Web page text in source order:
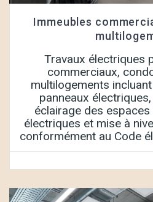
Immeubles
Travaux électriques
commerciaux,
multilogements
panneaux
éclairage des
électriques et mise à
conformément au Code